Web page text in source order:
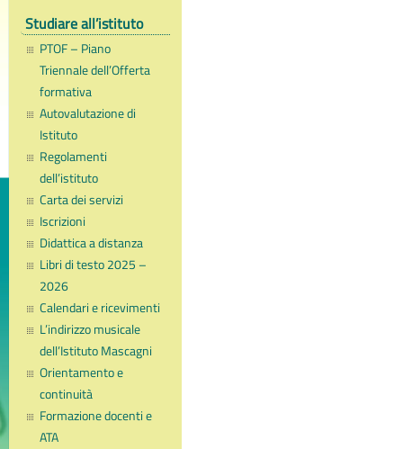
Studiare all’istituto
PTOF – Piano
Triennale dell’Offerta
formativa
Autovalutazione di
Istituto
Regolamenti
dell’istituto
Carta dei servizi
Iscrizioni
Didattica a distanza
Libri di testo 2025 –
2026
Calendari e ricevimenti
L’indirizzo musicale
dell’Istituto Mascagni
Orientamento e
continuità
Formazione docenti e
ATA